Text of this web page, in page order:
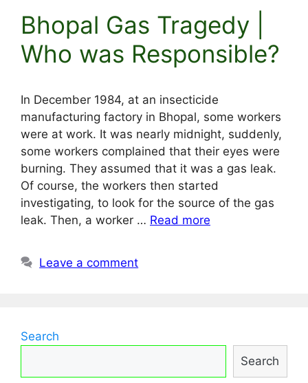
Bhopal Gas Tragedy |
Who was Responsible?
In December 1984, at an insecticide
manufacturing factory in Bhopal, some workers
were at work. It was nearly midnight, suddenly,
some workers complained that their eyes were
burning. They assumed that it was a gas leak.
Of course, the workers then started
investigating, to look for the source of the gas
leak. Then, a worker … Read more
Leave a comment
Search
Search